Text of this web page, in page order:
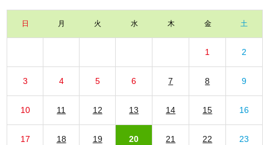
日 月 火 水 木 金 土
1 2
3 4 5 6 7 8 9
10 11 12 13 14 15 16
17 18 19 20 21 22 23